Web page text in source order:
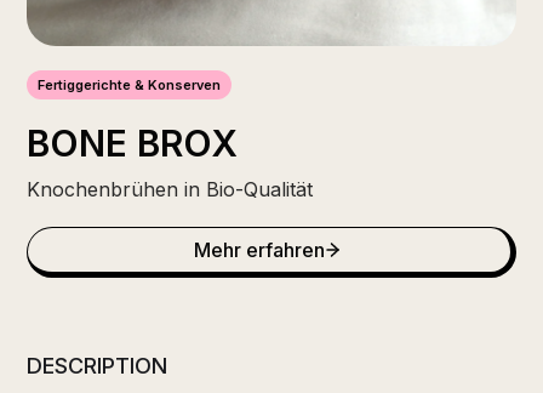
Fertiggerichte & Konserven
BONE BROX
Knochenbrühen in Bio-Qualität
Mehr erfahren
DESCRIPTION